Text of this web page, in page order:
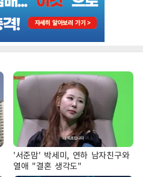
'서준맘' 박세미, 연하 남자친구와
열애 "결혼 생각도"